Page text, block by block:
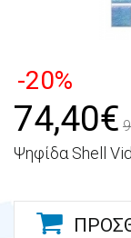
-20%
74,40€
Ψηφίδα Shell